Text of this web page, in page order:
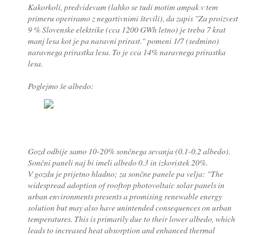
Kakorkoli, predvidevam (lahko se tudi motim ampak v tem
primeru operiramo z negartivnimi števili), da zapis "Za proizvest
9 % Slovenske elektrike (cca 1200 GWh letno) je treba 7 krat
manj lesa kot je pa naravni prirast." pomeni 1/7 (sedmino)
naravnega prirastka lesa. To je cca 14% naravnega prirastka
lesa.
Poglejmo še albedo:
Gozd odbije samo 10-20% sončnega sevanja (0.1-0.2 albedo).
Sončni paneli naj bi imeli albedo 0.3 in izkoristek 20%.
V gozdu je prijetno hladno; za sončne panele pa velja: "The
widespread adoption of rooftop photovoltaic solar panels in
urban environments presents a promising renewable energy
solution but may also have unintended consequences on urban
temperatures. This is primarily due to their lower albedo, which
leads to increased heat absorption and enhanced thermal